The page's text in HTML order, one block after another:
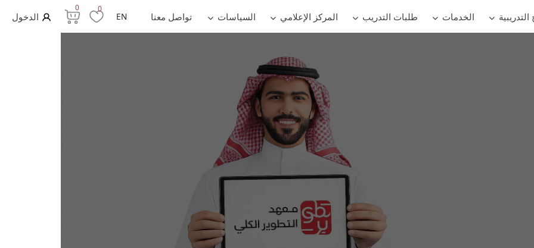
التدريبية الخدمات طلبات التدريب المركز الإعلامي السياسات تواصل معنا EN
0
0
الدخول